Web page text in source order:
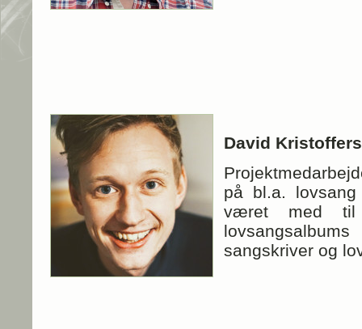
David
på bl.a.
været med til
sangskriver og